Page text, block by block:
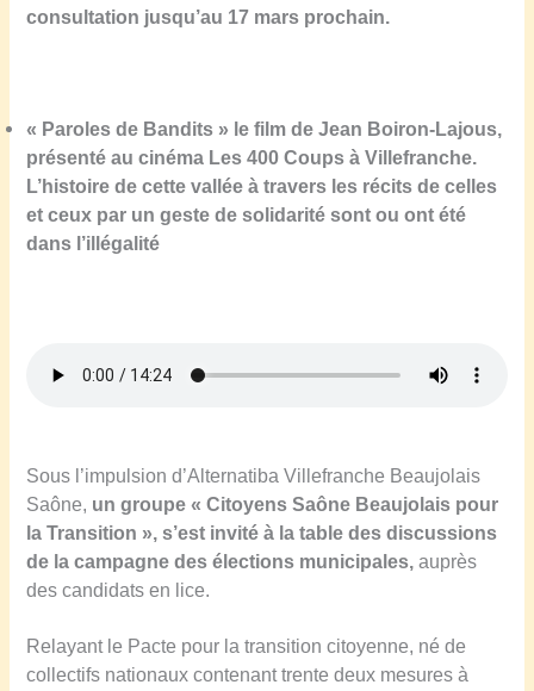
consultation jusqu’au 17 mars prochain.
« Paroles de Bandits » le film de Jean Boiron-Lajous,
présenté au cinéma Les 400 Coups à Villefranche.
L’histoire de cette vallée à travers les récits de celles
et ceux par un geste de solidarité sont ou ont été
dans l’illégalité
Sous l’impulsion d’Alternatiba Villefranche Beaujolais
Saône, un groupe « Citoyens Saône Beaujolais pour
la Transition »,s’est invité à la table des discussions
de la campagne des élections municipales, auprès
des candidats en lice.
Relayant le Pacte pour la transition citoyenne, né de
collectifs nationaux contenant trente deux mesuresà